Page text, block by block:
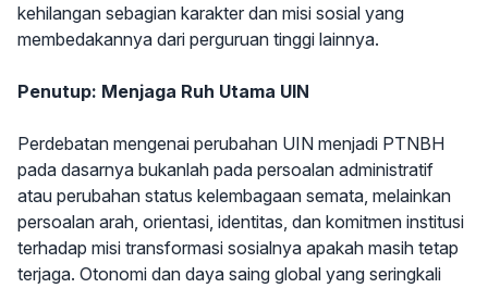
kehilangan sebagian karakter dan misi sosial yang
membedakannya dari perguruan tinggi lainnya.
Penutup: Menjaga Ruh Utama UIN
Perdebatan mengenai perubahan UIN menjadi PTNBH
pada dasarnya bukanlah pada persoalan administratif
atau perubahan status kelembagaan semata, melainkan
persoalan arah, orientasi, identitas, dan komitmen institusi
terhadap misi transformasi sosialnya apakah masih tetap
terjaga. Otonomi dan daya saing global yang seringkali